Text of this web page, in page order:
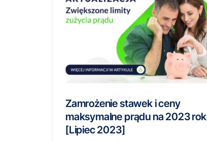
Zamrożenie stawek i ceny
maksymalne prądu na 2023 rok
[Lipiec 2023]